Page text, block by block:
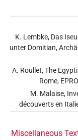
K. Lembke, Das
unter Domitian,
A. Roullet, The
Rome,
M. Malaise,
découverts en
Miscellaneous